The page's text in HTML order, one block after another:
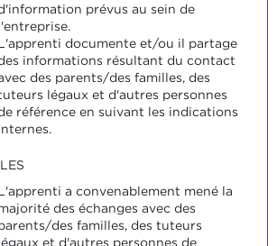
prévus au sein de
documente et/ou il partage
informations résultant du contact
des parents/des familles, des
légaux et d'autres personnes
référence en suivant les indications
a convenablement mené la
des échanges avec des
des familles, des tuteurs
et d'autres personnes de